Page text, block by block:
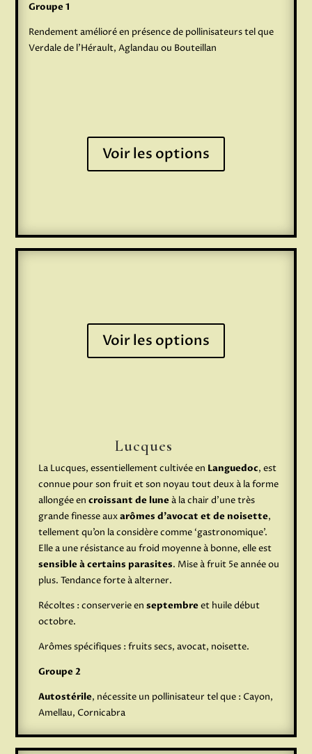
Groupe 1
Rendement amélioré en présence de pollinisateurs tel que
Verdale de l’Hérault, Aglandau ou Bouteillan
Voir les options
Voir les options
Lucques
La Lucques, essentiellement cultivée en Languedoc, est
connue pour son fruit et son noyau tout deux à la forme
allongée encroissant de luneà la chair d’une très
grande finesse auxarômes d’avocat et de noisette,
tellement qu’on la considère comme ‘gastronomique’.
Elle a une résistance au froid moyenne à bonne, elle est
sensible à certains parasites. Mise à fruit 5e année ou
plus. Tendance forte à alterner.
Récoltes : conserverie enseptembreet huile début
octobre.
Arômes spécifiques : fruits secs, avocat, noisette.
Groupe 2
Autostérile, nécessite un pollinisateur tel que : Cayon,
Amellau, Cornicabra